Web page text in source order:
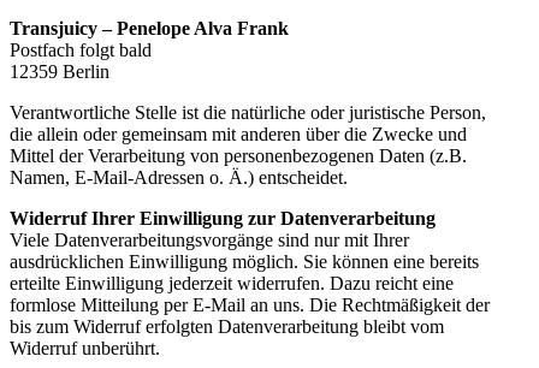
Transjuicy – Penelope Alva Frank
Postfach folgt bald
12359 Berlin
Verantwortliche Stelle ist die natürliche oder juristische Person,
die allein oder gemeinsam mit anderen über die Zwecke und
Mittel der Verarbeitung von personenbezogenen Daten (z.B.
Namen, E-Mail-Adressen o. Ä.) entscheidet.
Widerruf Ihrer Einwilligung zur Datenverarbeitung
Viele Datenverarbeitungsvorgänge sind nur mit Ihrer
ausdrücklichen Einwilligung möglich. Sie können eine bereits
erteilte Einwilligung jederzeit widerrufen. Dazu reicht eine
formlose Mitteilung per E-Mail an uns. Die Rechtmäßigkeit der
bis zum Widerruf erfolgten Datenverarbeitung bleibt vom
Widerruf unberührt.